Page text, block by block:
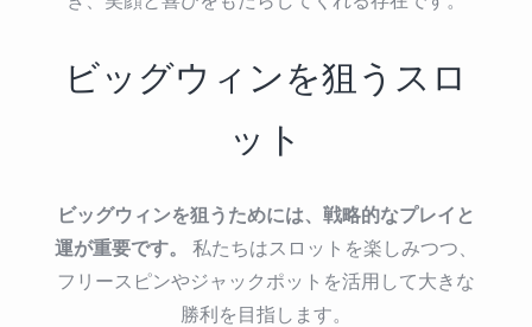
ビッグウィンを狙うスロ
ット
ビッグウィンを狙うためには、戦略的なプレイと
運が重要です。
私たちはスロットを楽しみつつ、
フリースピンやジャックポットを活用して大きな
勝利を目指します。